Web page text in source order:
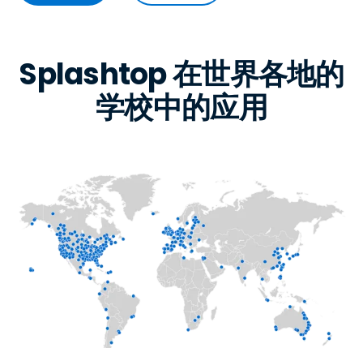
Splashtop 在世界各地的
学校中的应用